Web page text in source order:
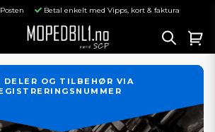
Betal enkelt med Vipps, kort & faktura
DELER OG TILBEHØR VIA